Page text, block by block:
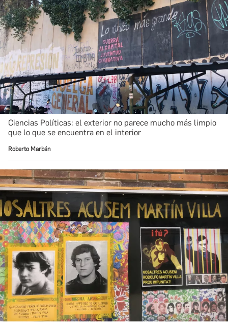
Ciencias Políticas: el exterior no parece mucho más limpio
que lo que se encuentra en el interior
Roberto Marbán